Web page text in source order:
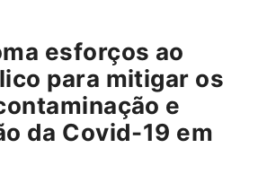
esforços ao
para mitigar os
e
da Covid-19 em